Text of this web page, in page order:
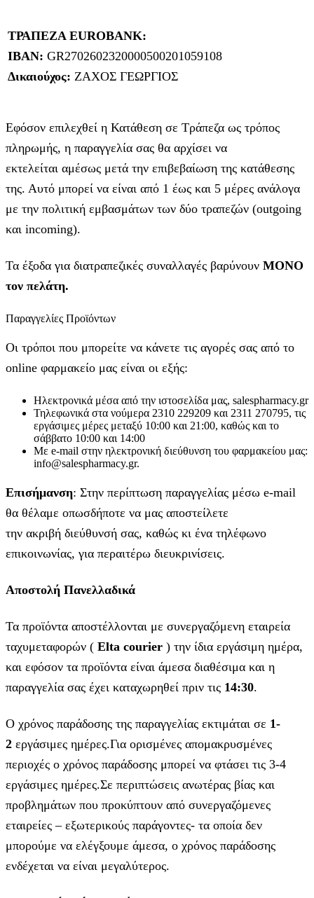
ΤΡΑΠΕΖΑ EUROBANK:
IBAN: GR2702602320000500201059108
Δικαιούχος: ΖΑΧΟΣ ΓΕΩΡΓΙΟΣ
Εφόσον επιλεχθεί η Κατάθεση σε Τράπεζα ως τρόπος
πληρωμής, η παραγγελία σας θα αρχίσει να
εκτελείται αμέσως μετά την επιβεβαίωση της κατάθεσης
της. Αυτό μπορεί να είναι από 1 έως και 5 μέρες ανάλογα
με την πολιτική εμβασμάτων των δύο τραπεζών (outgoing
και incoming).
Τα έξοδα για διατραπεζικές συναλλαγές βαρύνουν MONO
τον πελάτη.
Παραγγελίες Προϊόντων
Οι τρόποι που μπορείτε να κάνετε τις αγορές σας από το
online φαρμακείο μας είναι οι εξής:
Ηλεκτρονικά μέσα από την ιστοσελίδα μας, salespharmacy.gr
Τηλεφωνικά στα νούμερα 2310 229209 και 2311 270795, τις
εργάσιμες μέρες μεταξύ 10:00 και 21:00, καθώς και το
σάββατο 10:00 και 14:00
Με e-mail στην ηλεκτρονική διεύθυνση του φαρμακείου μας:
info@salespharmacy.gr.
Επισήμανση: Στην περίπτωση παραγγελίας μέσω e-mail
θα θέλαμε οπωσδήποτε να μας αποστείλετε
την ακριβή διεύθυνσή σας, καθώς κι ένα τηλέφωνο
επικοινωνίας, για περαιτέρω διευκρινίσεις.
Αποστολή Πανελλαδικά
Τα προϊόντα αποστέλλονται με συνεργαζόμενη εταιρεία
ταχυμεταφορών ( Elta courier ) την ίδια εργάσιμη ημέρα,
και εφόσον τα προϊόντα είναι άμεσα διαθέσιμα και η
παραγγελία σας έχει καταχωρηθεί πριν τις 14:30.
Ο χρόνος παράδοσης της παραγγελίας εκτιμάται σε 1-
2 εργάσιμες ημέρες.Για ορισμένες απομακρυσμένες
περιοχές ο χρόνος παράδοσης μπορεί να φτάσει τις 3-4
εργάσιμες ημέρες.Σε περιπτώσεις ανωτέρας βίας και
προβλημάτων που προκύπτουν από συνεργαζόμενες
εταιρείες – εξωτερικούς παράγοντες- τα οποία δεν
μπορούμε να ελέγξουμε άμεσα, ο χρόνος παράδοσης
ενδέχεται να είναι μεγαλύτερος.